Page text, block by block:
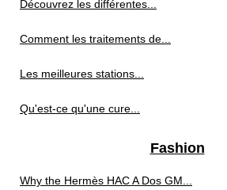
Découvrez les différentes...
Comment les traitements de...
Les meilleures stations...
Qu'est-ce qu'une cure...
Fashion
Why the Hermès HAC A Dos GM...